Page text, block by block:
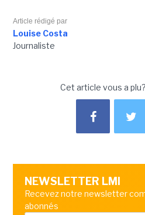
Article rédigé par
Louise Costa
Journaliste
Cet article vous a plu?
NEWSLETTER LMI
Recevez notre newsletter
abonnés